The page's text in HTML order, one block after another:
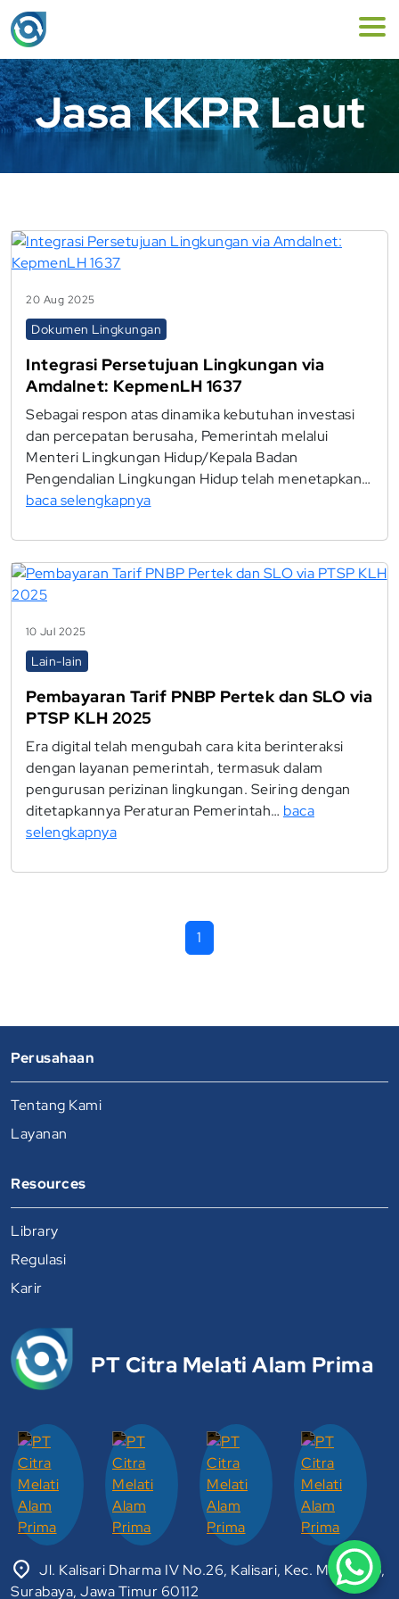
Jasa KKPR Laut
20 Aug 2025
Dokumen Lingkungan
Integrasi Persetujuan Lingkungan via
Amdalnet: KepmenLH 1637
Sebagai respon atas dinamika kebutuhan investasi
dan percepatan berusaha, Pemerintah melalui
Menteri Lingkungan Hidup/Kepala Badan
Pengendalian Lingkungan Hidup telah menetapkan…
baca selengkapnya
10 Jul 2025
Lain-lain
Pembayaran Tarif PNBP Pertek dan SLO via
PTSP KLH 2025
Era digital telah mengubah cara kita berinteraksi
dengan layanan pemerintah, termasuk dalam
pengurusan perizinan lingkungan. Seiring dengan
ditetapkannya Peraturan Pemerintah… baca
selengkapnya
1
PT Citra Melati Alam Prima
Jl. Kalisari Dharma IV No.26, Kalisari, Kec. Mulyorejo,
Surabaya, Jawa Timur 60112
Perusahaan
Tentang Kami
Layanan
Resources
Library
Regulasi
Karir